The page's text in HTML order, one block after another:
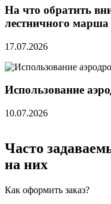
На что обратить
лестничного марша
17.07.2026
Использование
10.07.2026
Часто
на них
Как оформить заказ?